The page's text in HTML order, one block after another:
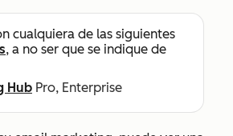
cualquiera de las siguientes
, a no ser que se indique de
Hub Pro, Enterprise